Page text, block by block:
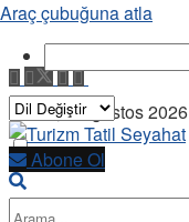
Cuma, 7 Ağustos 2026
Abone Ol
Araç çubuğuna atla